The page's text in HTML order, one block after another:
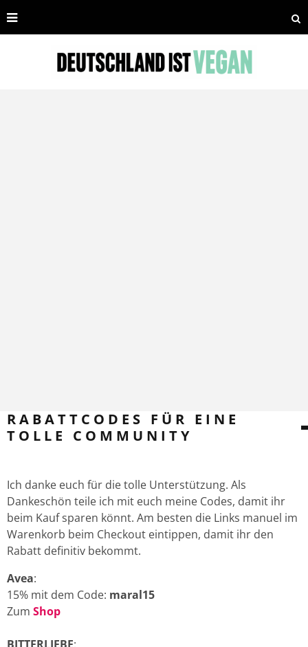
RABATTCODES FÜR EINE
TOLLE COMMUNITY
Ich danke euch für die tolle Unterstützung. Als
Dankeschön teile ich mit euch meine Codes, damit ihr
beim Kauf sparen könnt. Am besten die Links manuel im
Warenkorb beim Checkout eintippen, damit ihr den
Rabatt definitiv bekommt.
Avea:
15% mit dem Code: maral15
Zum Shop